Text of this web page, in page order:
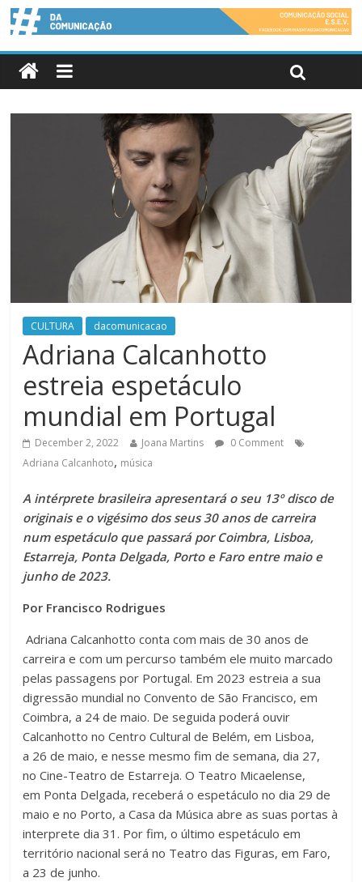
CULTURA dacomunicacao
Adriana Calcanhotto
estreia espetáculo
mundial em Portugal
December 2, 2022 Joana Martins
0 Comment
Adriana Calcanhoto, música
A intérprete brasileira apresentará o seu 13º disco de
originais e o vigésimo dos seus 30 anos de carreira
num espetáculo que passará por Coimbra, Lisboa,
Estarreja, Ponta Delgada, Porto e Faro entre maio e
junho de 2023.
Por Francisco Rodrigues
Adriana Calcanhotto conta com mais de 30 anos de
carreira e com um percurso também ele muito marcado
pelas passagens por Portugal. Em 2023 estreia a sua
digressão mundial no Convento de São Francisco, em
Coimbra, a 24 de maio. De seguida poderá ouvir
Calcanhotto no Centro Cultural de Belém, em Lisboa,
a 26 de maio, e nesse mesmo fim de semana, dia 27,
no Cine-Teatro de Estarreja. O Teatro Micaelense,
em Ponta Delgada, receberá o espetáculo no dia 29 de
maio e no Porto, a Casa da Música abre as suas portas à
interprete dia 31. Por fim, o último espetáculo em
território nacional será no Teatro das Figuras, em Faro,
a 23 de junho.